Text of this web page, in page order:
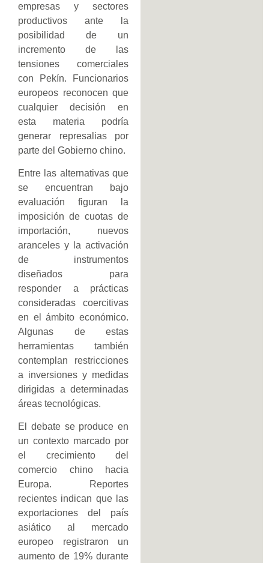
empresas y sectores
productivos ante la
posibilidad de un
incremento de las
tensiones comerciales
con Pekín. Funcionarios
europeos reconocen que
cualquier decisión en
esta materia podría
generar represalias por
parte del Gobierno chino.
Entre las alternativas que
se encuentran bajo
evaluación figuran la
imposición de cuotas de
importación, nuevos
aranceles y la activación
de instrumentos
diseñados para
responder a prácticas
consideradas coercitivas
en el ámbito económico.
Algunas de estas
herramientas también
contemplan restricciones
a inversiones y medidas
dirigidas a determinadas
áreas tecnológicas.
El debate se produce en
un contexto marcado por
el crecimiento del
comercio chino hacia
Europa. Reportes
recientes indican que las
exportaciones del país
asiático al mercado
europeo registraron un
aumento de 19% durante